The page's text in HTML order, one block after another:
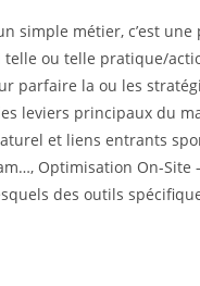
simple métier, c’est
ou telle pratique/
parfaire la ou les
leviers principaux du
et liens entrants
Optimisation On-
des outils